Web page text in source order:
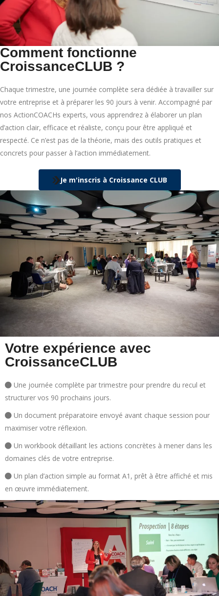
Comment fonctionne
CroissanceCLUB ?
Chaque trimestre, une journée complète sera dédiée à travailler sur
votre entreprise et à préparer les 90 jours à venir. Accompagné par
nos ActionCOACHs experts, vous apprendrez à élaborer un plan
d’action clair, efficace et réaliste, conçu pour être appliqué et
respecté. Ce n’est pas de la théorie, mais des outils pratiques et
concrets pour passer à l’action immédiatement.
Je m'inscris à Croissance CLUB
Votre expérience avec
CroissanceCLUB
Une journée complète par trimestre pour prendre du recul et
structurer vos 90 prochains jours.
Un document préparatoire envoyé avant chaque session pour
maximiser votre réflexion.
Un workbook détaillant les actions concrètes à mener dans les
domaines clés de votre entreprise.
Un plan d’action simple au format A1, prêt à être affiché et mis
en œuvre immédiatement.